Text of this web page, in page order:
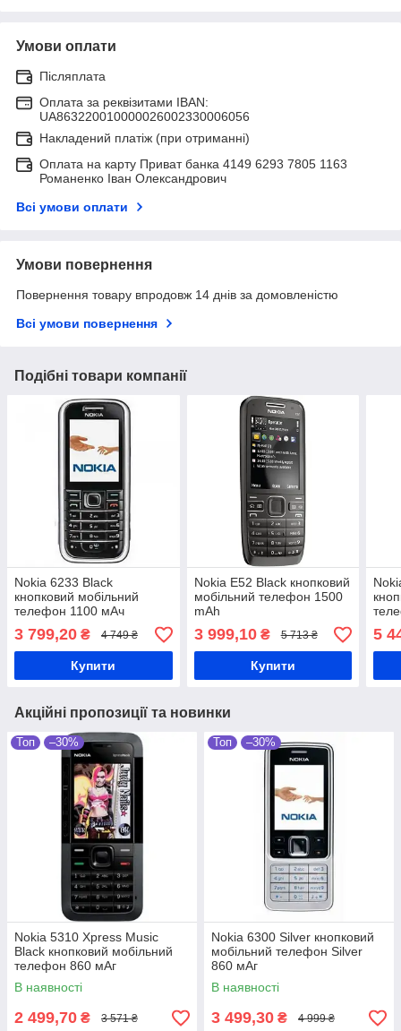
Умови оплати
Післяплата
Оплата за реквізитами IBAN:
UA863220010000026002330006056
Накладений платіж (при отриманні)
Оплата на карту Приват банка 4149 6293 7805 1163
Романенко Іван Олександрович
Всі умови оплати
Умови повернення
Повернення товару впродовж 14 днів за домовленістю
Всі умови повернення
Подібні товари компанії
Nokia 6233 Black
кнопковий мобільний
телефон 1100 мАч
3 799,20 ₴ 4 749 ₴
Купити
Nokia E52 Black кнопковий
мобільний телефон 1500
mAh
3 999,10₴ 5 713 ₴
Купити
5
Акційні пропозиції та новинки
Топ –30%
Nokia 5310 Xpress Music
Black кнопковий мобільний
телефон 860 мАг
В наявності
2 499,70 ₴ 3 571 ₴
Топ –30%
Nokia 6300 Silver кнопковий
мобільний телефон Silver
860 мАг
В наявності
3 499,30 ₴ 4 999 ₴